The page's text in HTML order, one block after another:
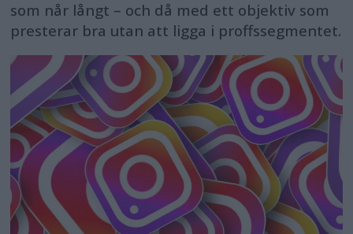
som når långt – och då med ett objektiv som
presterar bra utan att ligga i proffssegmentet.